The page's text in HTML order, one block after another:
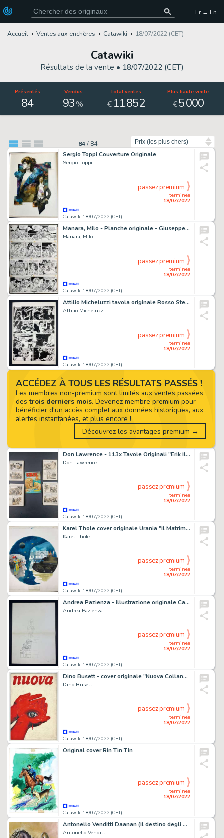
Fr → En
Accueil Ventes aux enchères Catawiki 18/07/2022 (CET)
Catawiki
Résultats de la vente • 18/07/2022 (CET)
Présentés
84
Vendus
93%
Total ventes
€ 11.852
Plus haute vente
€5.000
84/ 84
Sergio Toppi Couverture Originale
Sergio Toppi
Catawiki 18/07/2022 (CET)
terminée
18/07/2022
passez premium
Manara, Milo - Planche originale - Giuseppe Bergman T3 - Rêver, peut-être - (1989)
Manara, Milo
Catawiki 18/07/2022 (CET)
terminée
18/07/2022
passez premium
Attilio Micheluzzi tavola originale Rosso Stenton "Shanghai"
Attilio Micheluzzi
Catawiki 18/07/2022 (CET)
terminée
18/07/2022
passez premium
Don Lawrence - 113x Tavole Originali "Erik Il Vichingo" + Albo a Stampa - (1968)
Don Lawrence
Catawiki 18/07/2022 (CET)
terminée
18/07/2022
passez premium
Karel Thole cover originale Urania "Il Matrimonio Alchimistico di Alistair Crompton" - (1978)
Karel Thole
Catawiki 18/07/2022 (CET)
terminée
18/07/2022
passez premium
Andrea Pazienza - illustrazione originale Cannibale "Bono Sto Nero!"
Andrea Pazienza
Catawiki 18/07/2022 (CET)
terminée
18/07/2022
passez premium
Dino Busett - cover originale "Nuova Collana Prateria" - (1977)
Dino Busett
Catawiki 18/07/2022 (CET)
terminée
18/07/2022
passez premium
Original cover Rin Tin Tin
Catawiki 18/07/2022 (CET)
terminée
18/07/2022
passez premium
Antonello Venditti Daanan (Il destino degli Uomini) bozzetto originale di copertina 50 x 70 cm (2017)
Antonello Venditti
ACCÉDEZ À TOUS LES RÉSULTATS PASSÉS !
Les membres non-premium sont limités aux ventes passées
destrois derniers mois. Devenez membre premium pour
bénéficier d'un accès complet aux données historiques, aux
alertes instantanées, et plus encore !
Découvrez les avantages premium →